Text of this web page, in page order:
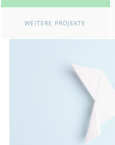
WEITERE PROJEKTE